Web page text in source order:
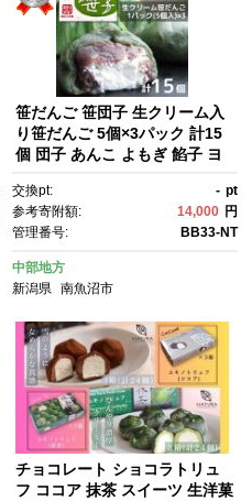
笹だんご 笹団子 生クリーム入
り笹だんご 5個×3パック 計15
個 団子 あんこ よもぎ 餡子 ヨ
沼市
交換pt: - pt
参考寄附額:
14,000 円
管理番号:
BB33-NT
中部地方
新潟県 南魚沼市
チョコレート ショコラトリュ
フ ココア 抹茶 スイーツ 生洋菓